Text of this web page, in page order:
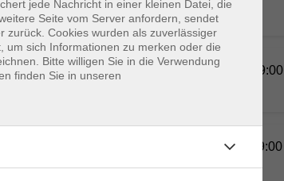
Forchheim
Mo. 23.02.2026 19:00
Do. 26.02.2026 19:00
Forchheim
jede Nachricht in einer kleinen Datei, die
Seite vom Server anfordern, sendet
zurück. Cookies wurden als zuverlässiger
um sich Informationen zu merken oder die
Bitte willigen Sie in die Verwendung
finden Sie in unseren